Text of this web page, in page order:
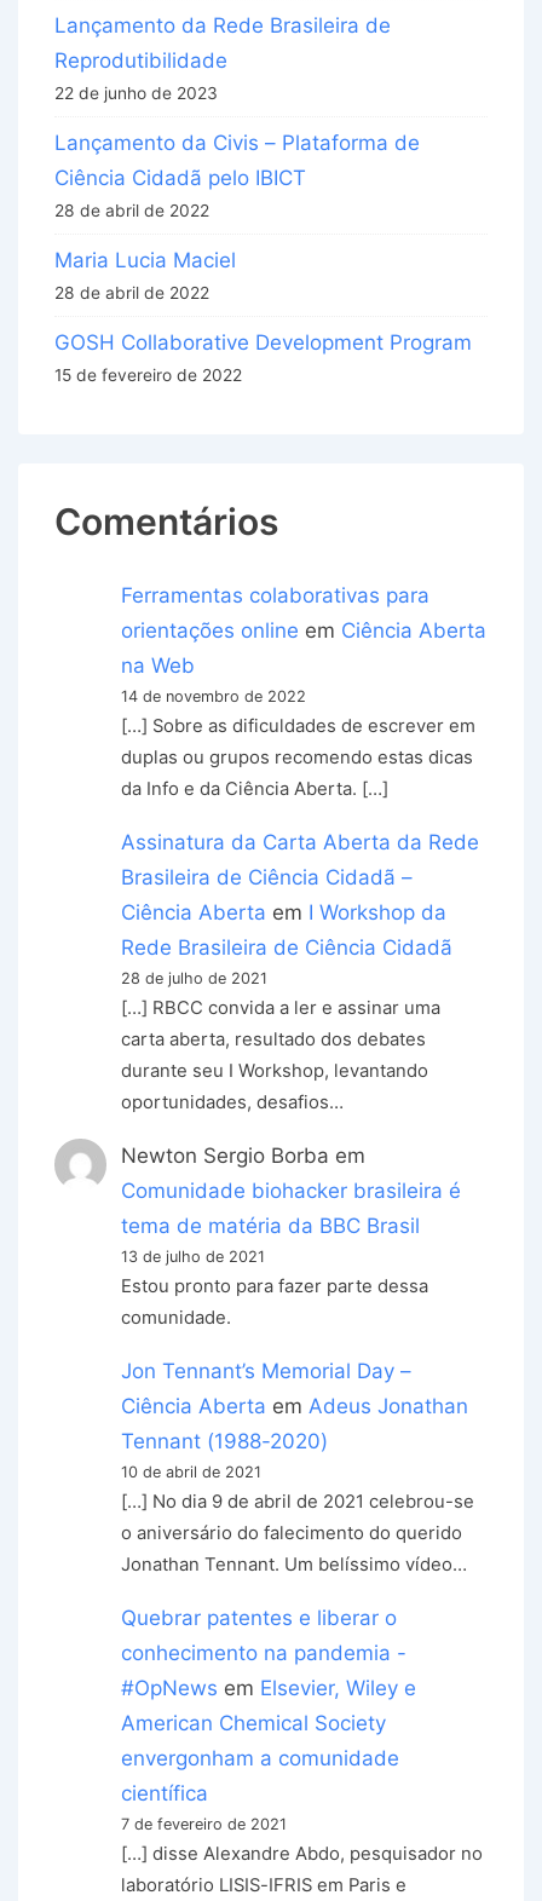
Lançamento da Rede Brasileira de
Reprodutibilidade
22 de junho de 2023
Lançamento da Civis – Plataforma de
Ciência Cidadã pelo IBICT
28 de abril de 2022
Maria Lucia Maciel
28 de abril de 2022
GOSH Collaborative Development Program
15 de fevereiro de 2022
Comentários
Ferramentas colaborativas para
orientações online em Ciência Aberta
na Web
14 de novembro de 2022
[…] Sobre as dificuldades de escrever em
duplas ou grupos recomendo estas dicas
da Info e da Ciência Aberta. […]
Assinatura da Carta Aberta da Rede
Brasileira de Ciência Cidadã –
Ciência Aberta em I Workshop da
Rede Brasileira de Ciência Cidadã
28 de julho de 2021
[…] RBCC convida a ler e assinar uma
carta aberta, resultado dos debates
durante seu I Workshop, levantando
oportunidades, desafios…
Newton Sergio Borba em
Comunidade biohacker brasileira é
tema de matéria da BBC Brasil
13 de julho de 2021
Estou pronto para fazer parte dessa
comunidade.
Jon Tennant’s Memorial Day –
Ciência Aberta emAdeus Jonathan
Tennant (1988-2020)
10 de abril de 2021
[…] No dia 9 de abril de 2021 celebrou-se
o aniversário do falecimento do querido
Jonathan Tennant. Um belíssimo vídeo…
Quebrar patentes e liberar o
conhecimento na pandemia -
#OpNews em Elsevier, Wiley e
American Chemical Society
envergonham a comunidade
científica
7 de fevereiro de 2021
[…] disse Alexandre Abdo, pesquisador no
laboratório LISIS-IFRIS em Paris e